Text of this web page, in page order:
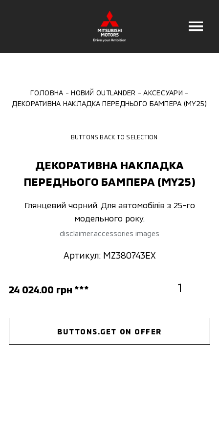
ГОЛОВНА НОВИЙ OUTLANDER
АКСЕСУАРИ
ДЕКОРАТИВНА НАКЛАДКА ПЕРЕДНЬОГО БАМПЕРА (MY25)
BUTTONS.BACK TO SELECTION
ДЕКОРАТИВНА НАКЛАДКА
ПЕРЕДНЬОГО БАМПЕРА (MY25)
Глянцевий чорний. Для автомобілів з 25-го
модельного року.
disclaimer.accessories images
Артикул: MZ380743EX
24 024.00 грн ***
BUTTONS.GET ON OFFER